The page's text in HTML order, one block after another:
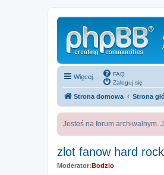
Więcej…
FAQ
Zaloguj się
Strona domowa Strona
Jesteś na forum archiwalnym.
zlot fanow hard
Moderator:Bodzio